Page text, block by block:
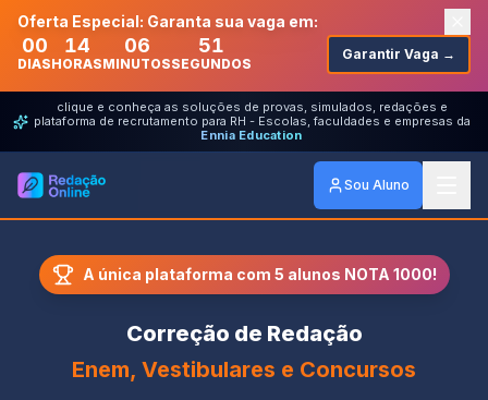
Pular para o conteúdo principal
Oferta Especial: Garanta sua vaga em:
00
DIAS
14
HORAS
06
MINUTOS
51
SEGUNDOS
Garantir Vaga →
clique e conheça as soluções de provas, simulados, redações e
plataforma de recrutamento para RH - Escolas, faculdades e empresas da
Ennia Education
Sou Aluno
A única plataforma com 5 alunos NOTA 1000!
Correção de Redação
Enem, Vestibulares e Concursos